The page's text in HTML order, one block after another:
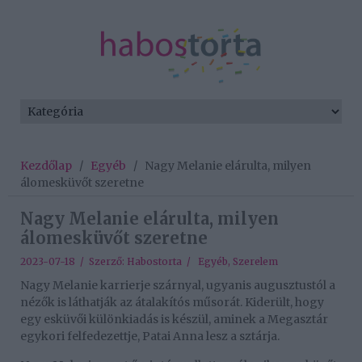
Kezdőlap / Egyéb / Nagy Melanie elárulta, milyen
álomesküvőt szeretne
Nagy Melanie elárulta, milyen
álomesküvőt szeretne
2023-07-18 / Szerző: Habostorta / Egyéb, Szerelem
Nagy Melanie karrierje szárnyal, ugyanis augusztustól a
nézők is láthatják az átalakítós műsorát. Kiderült, hogy
egy esküvői különkiadás is készül, aminek a Megasztár
egykori felfedezettje, Patai Anna lesz a sztárja.